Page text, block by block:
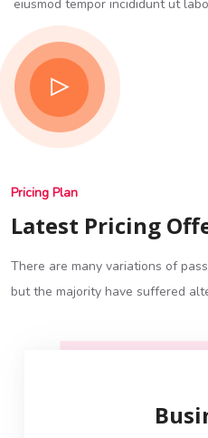
eiusmod tempor incididunt ut
Pricing Plan
Latest Pricing
There are many variations of
but the majority have suffered